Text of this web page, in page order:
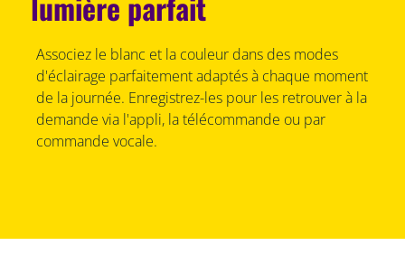
Associez le blanc et la couleur dans des modes
d'éclairage parfaitement adaptés à chaque moment
de la journée. Enregistrez-les pour les retrouver à la
demande via l'appli, la télécommande ou par
commande vocale.